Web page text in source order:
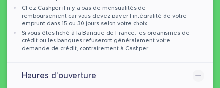
Chez Cashper il n’y a pas de mensualités de
remboursement car vous devez payer l’intégralité de votre
emprunt dans 15 ou 30 jours selon votre choix.
Si vous êtes fiché à la Banque de France, les organismes de
crédit ou les banques refuseront généralement votre
demande de crédit, contrairement à Cashper.
Heures d'ouverture